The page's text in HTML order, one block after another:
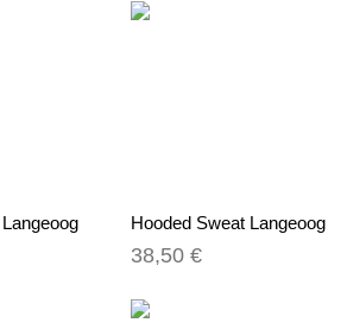
Hooded Sweat Langeoog
38,50 €